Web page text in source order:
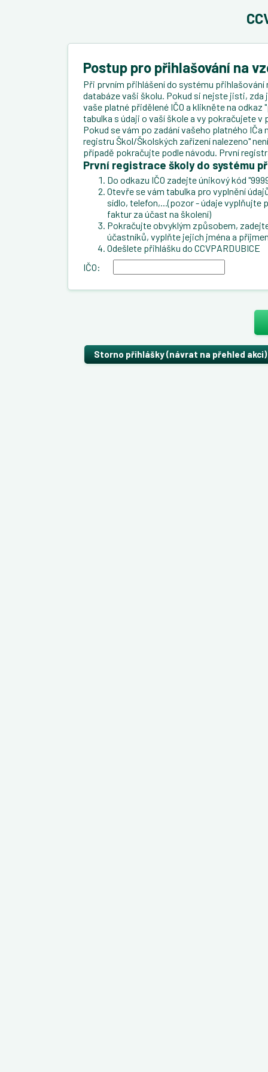
Postup pro přihlašování na
Při prvním přihlášení do systému
databáze vaši školu. Pokud si nejste jisti, zda
vaše platné přidělené IČO a klikněte na
tabulka s údaji o vaší škole a vy pokračujete
Pokud se vám po zadání vašeho platného IČa
registru Škol/Školských zařízení nalezeno"
případě pokračujte podle návodu. První
První registrace školy do systému
Do odkazu IČO zadejte únikový kód
Otevře se vám tabulka pro vyplnění
sídlo, telefon,...(pozor - údaje vyplňujte
faktur za účast na školení)
Pokračujte obvyklým způsobem,
účastníků, vyplňte jejich jména a
Odešlete přihlášku do CCVPARDUBICE
IČO:
Storno přihlášky (návrat na přehled akci)